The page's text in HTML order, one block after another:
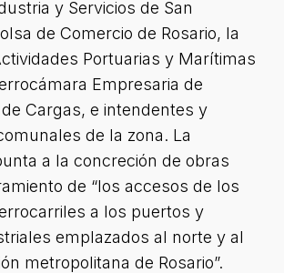
y Servicios de San
de Comercio de Rosario, la
Portuarias y Marítimas
Empresaria de
Cargas, e intendentes y
de la zona. La
a la concreción de obras
de “los accesos de los
a los puertos y
emplazados al norte y al
metropolitana de Rosario”.